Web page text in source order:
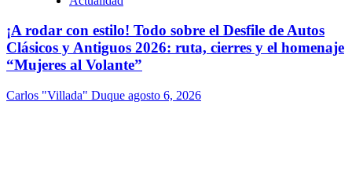
¡A rodar con estilo! Todo sobre el Desfile de Autos
Clásicos y Antiguos 2026: ruta, cierres y el homenaje
“Mujeres al Volante”
Carlos "Villada" Duque agosto 6, 2026